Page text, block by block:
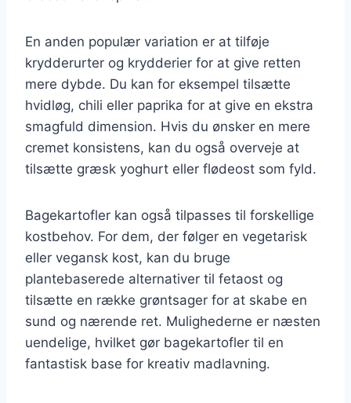
En anden populær variation er at tilføje
krydderurter og krydderier for at give retten
mere dybde. Du kan for eksempel tilsætte
hvidløg, chili eller paprika for at give en ekstra
smagfuld dimension. Hvis du ønsker en mere
cremet konsistens, kan du også overveje at
tilsætte græsk yoghurt eller flødeost som fyld.
Bagekartofler kan også tilpasses til forskellige
kostbehov. For dem, der følger en vegetarisk
eller vegansk kost, kan du bruge
plantebaserede alternativer til fetaost og
tilsætte en række grøntsager for at skabe en
sund og nærende ret. Mulighederne er næsten
uendelige, hvilket gør bagekartofler til en
fantastisk base for kreativ madlavning.